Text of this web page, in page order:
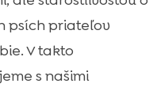
psích priateľov
V takto
s našimi